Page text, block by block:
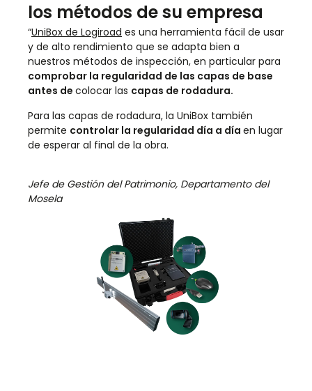
los métodos de su empresa
“UniBox de Logiroad es una herramienta fácil de usar
y de alto rendimiento que se adapta bien a
nuestros métodos de inspección, en particular para
comprobar la regularidad de las capas de base
antes de colocar las capas de rodadura.
Para las capas de rodadura, la UniBox también
permite controlar la regularidad día a día en lugar
de esperar al final de la obra.
Jefe de Gestión del Patrimonio, Departamento del
Mosela